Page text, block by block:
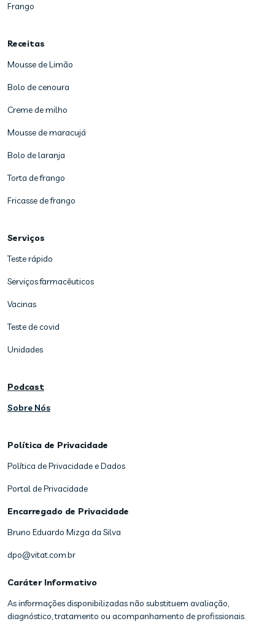
Frango
Receitas
Mousse de Limão
Bolo de cenoura
Creme de milho
Mousse de maracujá
Bolo de laranja
Torta de frango
Fricasse de frango
Serviços
Teste rápido
Serviços farmacêuticos
Vacinas
Teste de covid
Unidades
Podcast
Sobre Nós
Política de Privacidade
Política de Privacidade e Dados
Portal de Privacidade
Encarregado de Privacidade
Bruno Eduardo Mizga da Silva
dpo@vitat.com.br
Caráter Informativo
As informações disponibilizadas não substituem avaliação,
diagnóstico, tratamento ou acompanhamento de profissionais.